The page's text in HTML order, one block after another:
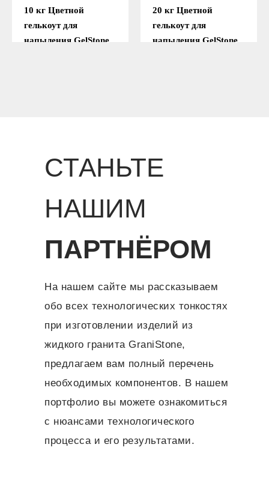
10 кг Цветной
гелькоут для
напыления GelStone
20 кг Цветной
гелькоут для
напыления GelStone
СТАНЬТЕ
НАШИМ
ПАРТНЁРОМ
На нашем сайте мы рассказываем
обо всех технологических тонкостях
при изготовлении изделий из
жидкого гранита GraniStone,
предлагаем вам полный перечень
необходимых компонентов. В нашем
портфолио вы можете ознакомиться
с нюансами технологического
процесса и его результатами.